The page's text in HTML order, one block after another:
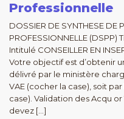
Professionnelle
DOSSIER DE SYNTHESE DE
PROFESSIONNELLE
Intitulé CONSEILLER EN
Votre objectif est d’obtenir
délivré par le ministère
VAE (cocher la case), soit
case). Validation des Acqu or
devez […]